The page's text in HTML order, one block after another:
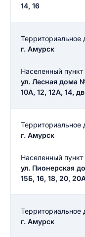
14, 16
Территориальное
г. Амурск
Населенный пункт
ул. Лесная дома
10А, 12, 12А, 14,
Территориальное
г. Амурск
Населенный пункт
ул. Пионерская
15Б, 16, 18, 20,
Территориальное
г. Амурск